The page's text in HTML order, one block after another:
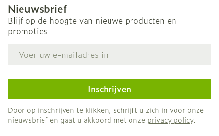
Nieuwsbrief
Blijf op de hoogte van nieuwe producten en
promoties
Inschrijven
Door op inschrijven te klikken, schrijft u zich in voor onze
nieuwsbrief en gaat u akkoord met onze privacy policy.